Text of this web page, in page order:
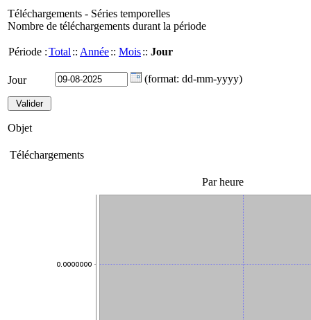
Téléchargements - Séries temporelles
Nombre de téléchargements durant la période
Période :Total :: Année:: Mois:: Jour
Jour (format: dd-mm-yyyy)
Objet
Téléchargements
Par heure